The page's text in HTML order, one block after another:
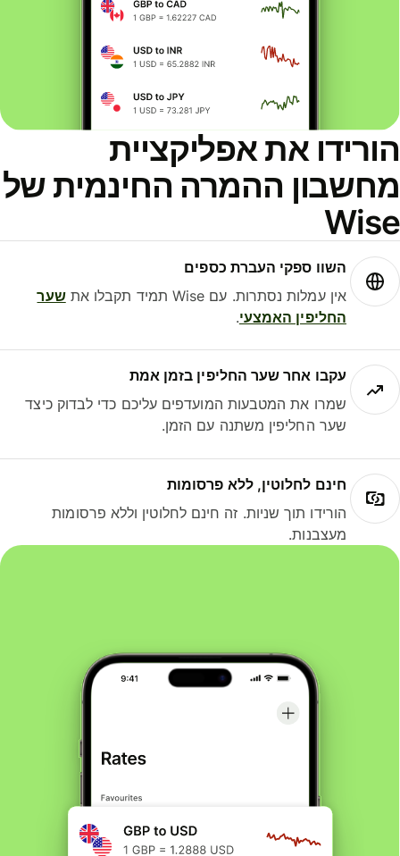
את אפליקציית
ההמרה החינמית של
השוו ספקי העברת כספים
אין עמלות נסתרות. עם Wise תמיד תקבלו את
שער
החליפין האמצעי.
עקבו אחר שער החליפין בזמן אמת
שמרו את המטבעות המועדפים עליכם כדי לבדוק כיצד
שער החליפין משתנה עם הזמן.
חינם לחלוטין, ללא פרסומות
הורידו תוך שניות. זה חינם לחלוטין וללא פרסומות
מעצבנות.